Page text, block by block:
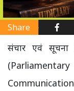
Share
संचार एवं सूचना